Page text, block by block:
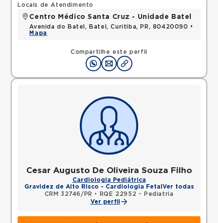
Compartilhe este perfil
Locais de Atendimento
Centro Médico Santa Cruz - Unidade Batel
Avenida do Batel, Batel, Curitiba, PR, 80420090 •
Mapa
Cesar Augusto De Oliveira Souza Filho
Cardiologia Pediátrica
Gravidez de Alto Risco - Cardiologia Fetal Ver todas
CRM 32746/PR •
RQE 22952 - Pediatria
Ver perfil